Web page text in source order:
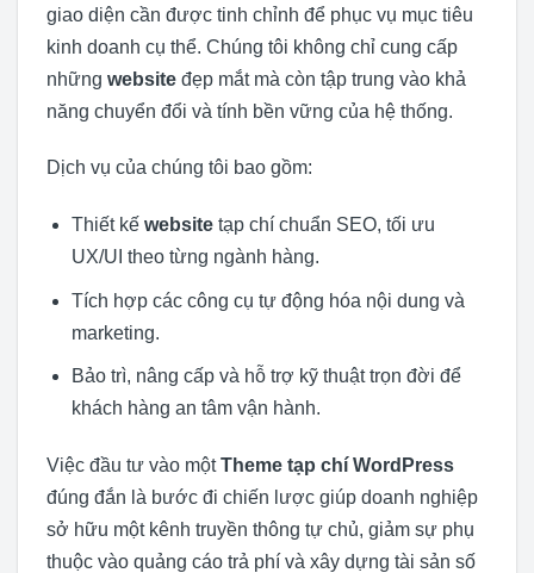
giao diện cần được tinh chỉnh để phục vụ mục tiêu
kinh doanh cụ thể. Chúng tôi không chỉ cung cấp
những website đẹp mắt mà còn tập trung vào khả
năng chuyển đổi và tính bền vững của hệ thống.
Dịch vụ của chúng tôi bao gồm:
Thiết kế websitetạp chí chuẩn SEO, tối ưu
UX/UI theo từng ngành hàng.
Tích hợp các công cụ tự động hóa nội dung và
marketing.
Bảo trì, nâng cấp và hỗ trợ kỹ thuật trọn đời để
khách hàng an tâm vận hành.
Việc đầu tư vào mộtTheme tạp chí WordPress
đúng đắn là bước đi chiến lược giúp doanh nghiệp
sở hữu một kênh truyền thông tự chủ, giảm sự phụ
thuộc vào quảng cáo trả phí và xây dựng tài sản số